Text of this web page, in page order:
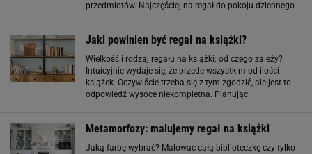
przedmiotów. Najczęściej na regał do pokoju dziennego
Jaki powinien być regał na książki?
Wielkość i rodzaj regału na książki: od czego zależy?
Intuicyjnie wydaje się, że przede wszystkim od ilości
książek. Oczywiście trzeba się z tym zgodzić, ale jest to
odpowiedź wysoce niekompletna. Planując
Metamorfozy: malujemy regał na książki
Jaką farbę wybrać? Malować całą biblioteczkę czy tylko